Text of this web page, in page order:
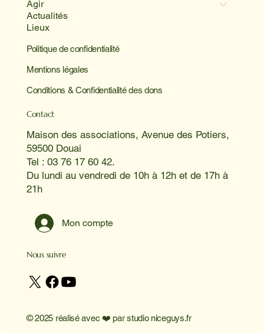
Agir
Actualités
Lieux
Politique de confidentialité
Mentions légales
Conditions & Confidentialité des dons
Contact
Maison des associations, Avenue des Potiers,
59500 Douai
Tel : 03 76 17 60 42.
Du lundi au vendredi de 10h à 12h et de 17h à
21h
Mon compte
Nous suivre
© 2025 réalisé avec ❤️ parstudio niceguys.fr